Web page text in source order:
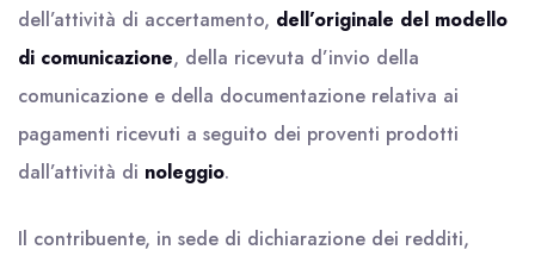
dell’attività di accertamento, dell’originale del modello
di comunicazione, della ricevuta d’invio della
comunicazione e della documentazione relativa ai
pagamenti ricevuti a seguito dei proventi prodotti
dall’attività di noleggio.
Il contribuente, in sede di dichiarazione dei redditi,